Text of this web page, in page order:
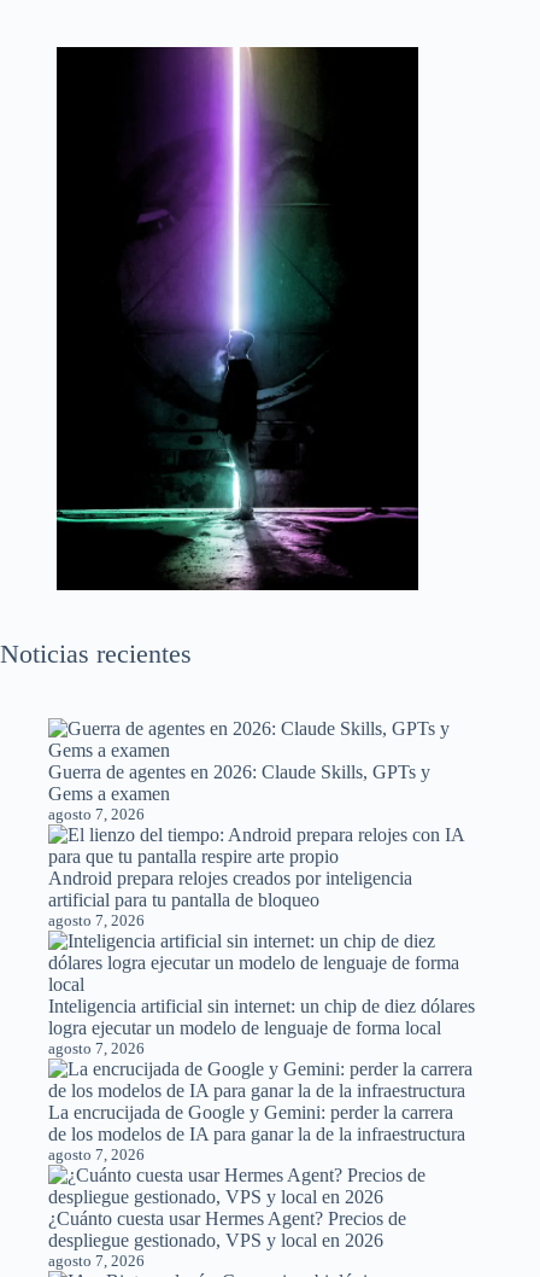
Noticias recientes
Guerra de agentes en 2026: Claude Skills, GPTs y
Gems a examen
agosto 7, 2026
Android prepara relojes creados por inteligencia
artificial para tu pantalla de bloqueo
agosto 7, 2026
Inteligencia artificial sin internet: un chip de diez dólares
logra ejecutar un modelo de lenguaje de forma local
agosto 7, 2026
La encrucijada de Google y Gemini: perder la carrera
de los modelos de IA para ganar la de la infraestructura
agosto 7, 2026
¿Cuánto cuesta usar Hermes Agent? Precios de
despliegue gestionado, VPS y local en 2026
agosto 7, 2026